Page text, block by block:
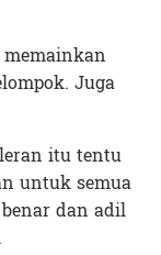
Juga
itu tentu
untuk semua
dan adil